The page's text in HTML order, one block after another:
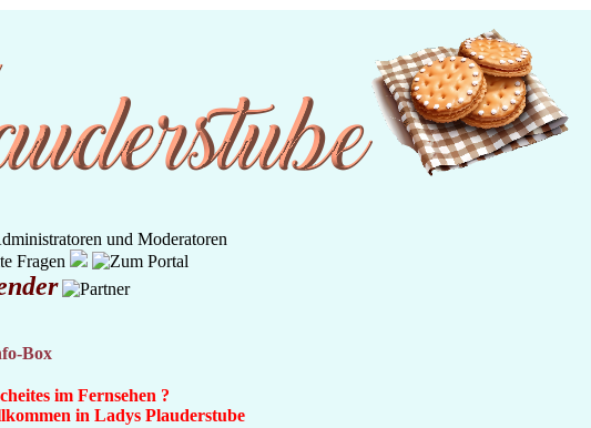
Box
im Fernsehen ?
in Ladys Plauderstube